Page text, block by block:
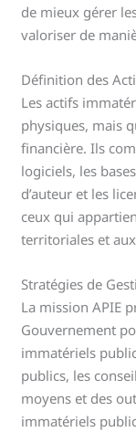
de mieux gérer
valoriser de
Définition des
Les actifs
physiques, mais
financière. Ils
logiciels, les
d’auteur et les
ceux qui
territoriales et
Stratégies de
La mission APIE
Gouvernement
immatériels
publics, les
moyens et des
immatériels